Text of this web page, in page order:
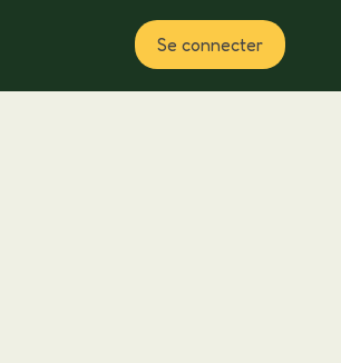
Se connecter
Plan